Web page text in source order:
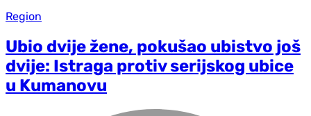
Region
Ubio dvije žene, pokušao ubistvo još
dvije: Istraga protiv serijskog ubice
u Kumanovu